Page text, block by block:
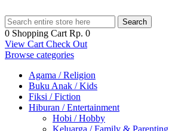
Search
0 Shopping Cart Rp. 0
View Cart Check Out
Browse categories
Agama / Religion
Buku Anak / Kids
Fiksi / Fiction
Hiburan / Entertainment
Hobi / Hobby
Keluarga / Family & Parenting